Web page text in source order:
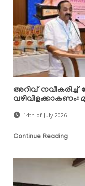
അറിവ് നവീകരിച്ച്
വഴിവിളക്കാകണം:
14th of July 2026
Continue Reading